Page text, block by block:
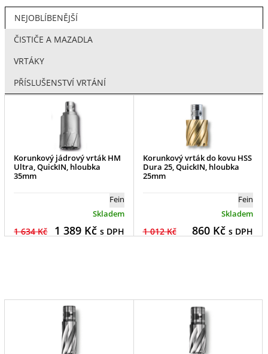
NEJOBLÍBENĚJŠÍ
ČISTIČE A MAZADLA
VRTÁKY
PŘÍSLUŠENSTVÍ VRTÁNÍ
Korunkový jádrový vrták HM
Ultra, QuickIN, hloubka
35mm
Fein
Skladem
1 634 Kč 1 389Kč s DPH
Korunkový vrták do kovu HSS
Dura 25, QuickIN, hloubka
25mm
Fein
Skladem
1 012 Kč 860Kč s DPH